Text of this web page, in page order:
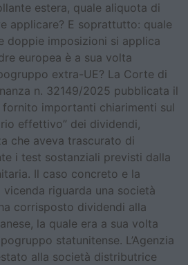
estera, quale aliquota di
applicare? E soprattutto: quale
doppie imposizioni si applica
europea è a sua volta
extra-UE? La Corte di
n. 32149/2025 pubblicata il
fornito importanti chiarimenti sul
effettivo” dei dividendi,
che aveva trascurato di
i test sostanziali previsti dalla
Il caso concreto e la
riguarda una società
corrisposto dividendi alla
la quale era a sua volta
statunitense. L’Agenzia
alla società distributrice